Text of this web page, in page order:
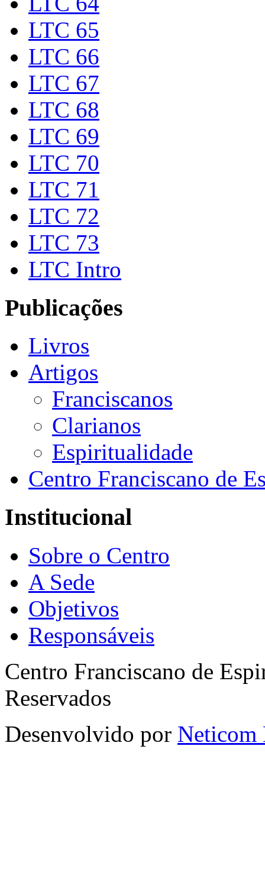
LTC 65
LTC 66
LTC 67
LTC 68
LTC 69
LTC 70
LTC 71
LTC 72
LTC 73
LTC Intro
Publicações
Livros
Artigos
Franciscanos
Clarianos
Espiritualidade
Centro Franciscano de
Institucional
Sobre o Centro
A Sede
Objetivos
Responsáveis
Centro Franciscano de
Reservados
Desenvolvido por Neticom